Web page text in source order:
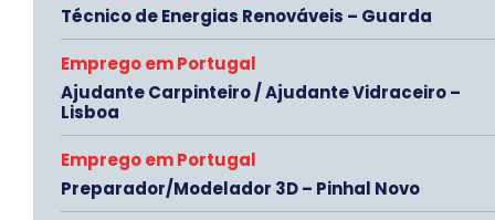
Técnico de Energias Renováveis – Guarda
Emprego em Portugal
Ajudante Carpinteiro / Ajudante Vidraceiro –
Lisboa
Emprego em Portugal
Preparador/Modelador 3D – Pinhal Novo